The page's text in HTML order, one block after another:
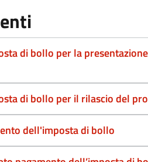
di bollo per la
di bollo per il rilascio del
dell'imposta di bollo